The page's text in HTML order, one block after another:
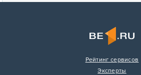
Рейтинг сервисов
Эксперты